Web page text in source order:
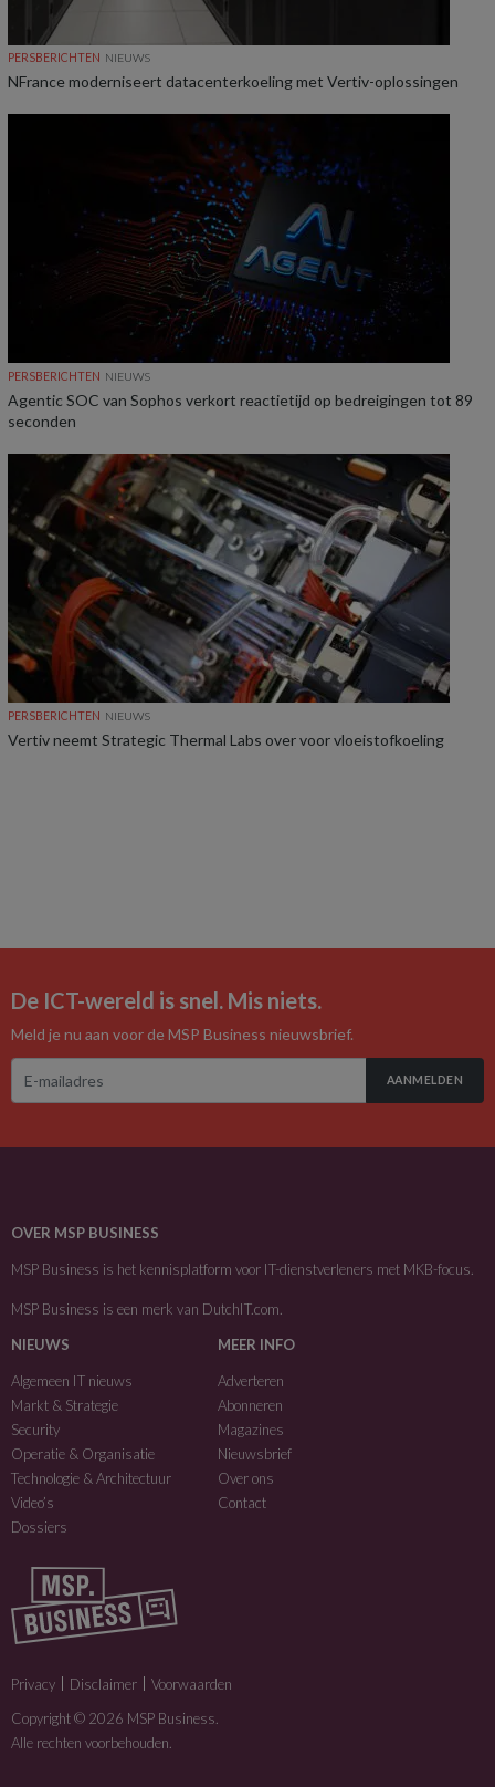
PERSBERICHTEN NIEUWS
NFrance moderniseert datacenterkoeling met Vertiv-oplossingen
PERSBERICHTEN NIEUWS
Agentic SOC van Sophos verkort reactietijd op bedreigingen tot 89
seconden
PERSBERICHTEN NIEUWS
Vertiv neemt Strategic Thermal Labs over voor vloeistofkoeling
De ICT-wereld is snel. Mis niets.
Meld je nu aan voor de MSP Business nieuwsbrief.
AANMELDEN
OVER MSP BUSINESS
MSP Business is het kennisplatform voor IT-dienstverleners met MKB-focus.
MSP Business is een merk van DutchIT.com
NIEUWS
Algemeen IT nieuws
Markt & Strategie
Security
Operatie & Organisatie
Technologie & Architectuur
Video’s
Dossiers
MEER INFO
Adverteren
Abonneren
Magazines
Nieuwsbrief
Over ons
Contact
Privacy Disclaimer
Voorwaarden
Copyright © 2026 MSP Business.
Alle rechten voorbehouden.